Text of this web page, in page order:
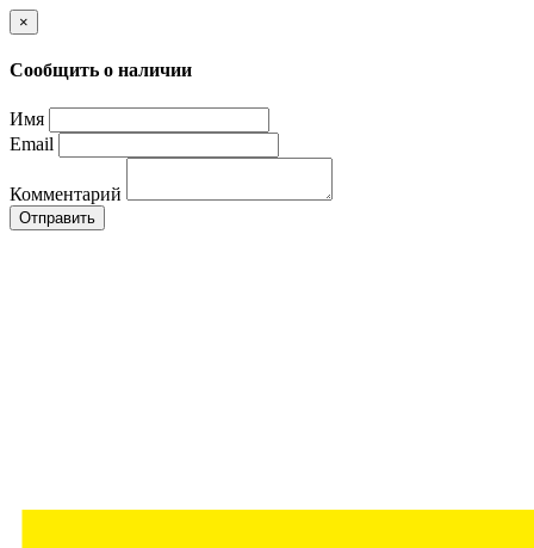
×
Сообщить о наличии
Имя
Email
Комментарий
Отправить